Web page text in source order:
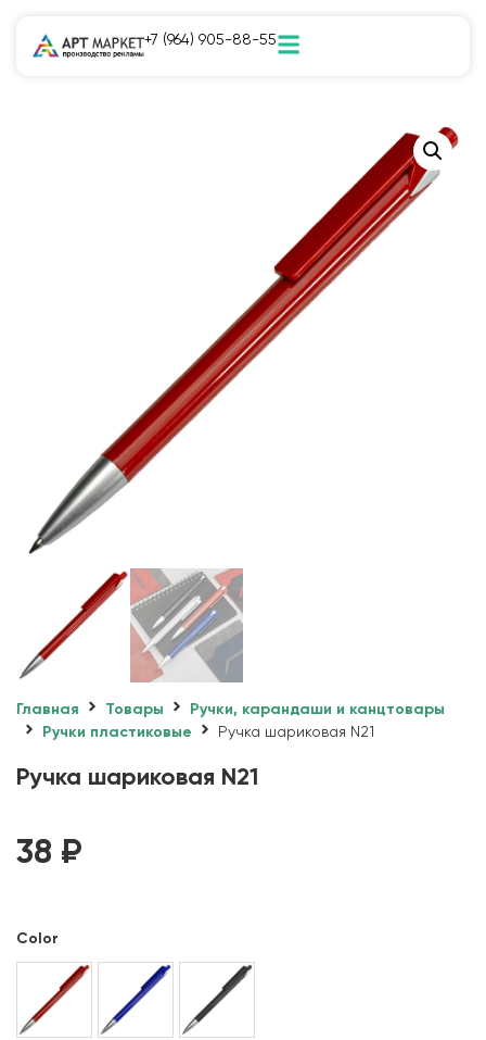
+7 (964) 905-88-55
Главная Товары
Ручки, карандаши и канцтовары
Ручки пластиковые
Ручка шариковая N21
Ручка шариковая N21
38 ₽
Color